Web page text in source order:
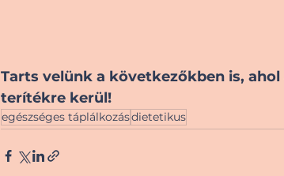
Tarts velünk a következőkben is, ahol
terítékre kerül!
egészséges táplálkozásdietetikus